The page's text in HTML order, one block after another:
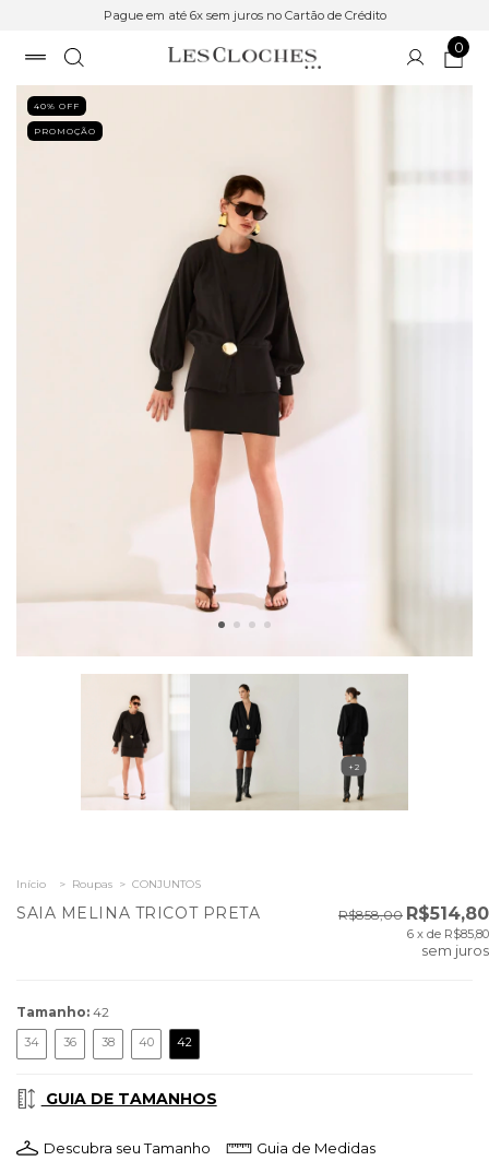
Pague em até 6x sem juros no Cartão de Crédito
0
+2
40% OFF
PROMOÇÃO
Início > Roupas > CONJUNTOS
SAIA MELINA TRICOT PRETA R$858,00 R$514,80
6 x de R$85,80
sem juros
Tamanho: 42
34 36 38 40 42
GUIA DE TAMANHOS
Descubra seu Tamanho Guia de Medidas